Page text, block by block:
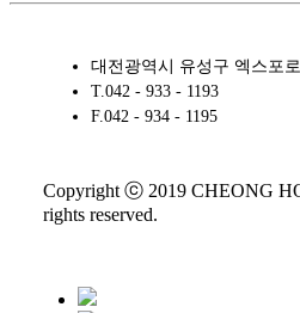
대전광역시 유성구 엑스포
T.042 - 933 - 1193
F.042 - 934 - 1195
Copyright ⓒ 2019 CHEONG
rights reserved.